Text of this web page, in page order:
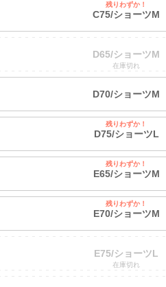
C75/ショーツM
残りわずか！
D65/ショーツM
在庫切れ
D70/ショーツM
D75/ショーツL
残りわずか！
E65/ショーツM
残りわずか！
E70/ショーツM
残りわずか！
E75/ショーツL
在庫切れ